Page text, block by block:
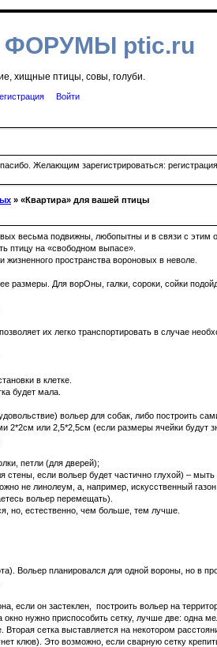
ФОРУМЫ ptic.ru
хищные птицы, совы, голуби.
Войти
Желающим зарегистрироваться:
» «Квартира» для вашей птицы
весьма подвижны, любопытны и в связи с этим
птицу на «свободном выпасе».
жизненного пространства вороновых в неволе.
размеры. Для ворОны, галки, сороки, сойки
их легко транспортировать в случае
в клетке.
будет мала.
вольер для собак, либо построить
2*2см или 2,5*2,5см (если размеры ячейки будут
петли (для дверей);
стены, если вольер будет частично глухой) –
не линолеум, а, например, искусственный
вольер перемещать).
но, естественно, чем больше, тем лучше.
Вольер планировался для одной вороны, но в
если он застеклен, построить вольер на
нужно приспособить сетку, лучше две: одна
сетка выставляется на некотором
клюв). Это возможно, если сварную сетку